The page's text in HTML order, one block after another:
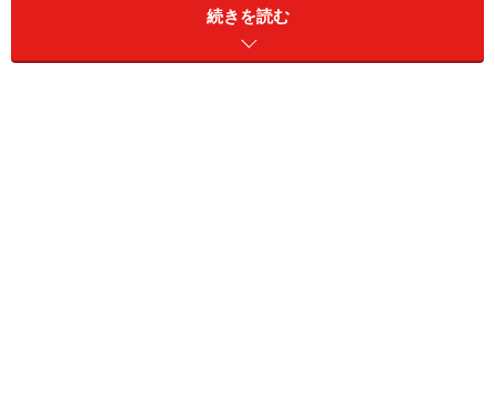
場で生産される独自の木質接着パネルです。接着とある
ように、独自の接着剤（耐用年数100年以上）で木材と
続きを読む